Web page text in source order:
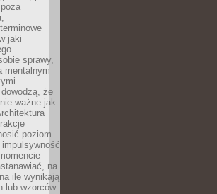
jaki
sprawy,
mentalnym
że
ważne jak
poziom
na
ile wynikają
lub wzorców